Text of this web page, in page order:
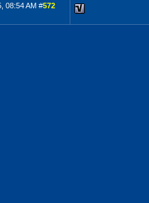
08:54 AM #572